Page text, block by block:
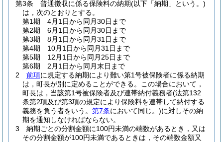
第3条
普通徴収に係る保険料の納期(以下「納期」という。)
は，次のとおりとする。
第1期 4月1日から同月30日まで
第2期 6月1日から同月30日まで
第3期 8月1日から同月31日まで
第4期 10月1日から同月31日まで
第5期 12月1日から同月25日まで
第6期 2月1日から同月末日まで
2
前項に規定する納期により難い第1号被保険者に係る納期
は，町長が別に定めることができる。
この場合において，
町長は，当該第1号被保険者及び連帯納付義務者(法第132
条第2項及び第3項の規定により保険料を連帯して納付する
義務を負う者をいう。 第7条において同じ。)に対しその納
期を通知しなければならない。
3
納期ごとの分割金額に100円未満の端数があるとき，又は
その分割金額が100円未満であるときは，その端数金額又